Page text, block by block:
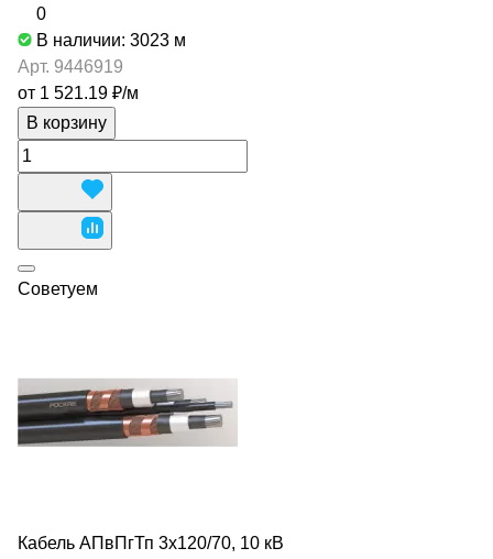
0
В наличии: 3023 м
Арт. 9446919
от 1 521.19 ₽/м
В корзину
Советуем
Кабель АПвПгТп 3х120/70, 10 кВ